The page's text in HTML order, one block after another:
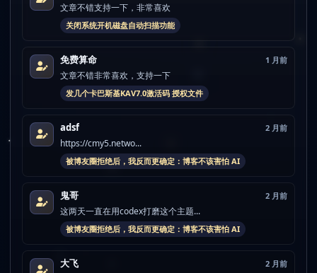
文章不错支持一下，非常喜欢
关闭系统开机磁盘自动扫描功能
免费算命 1 月前
文章不错非常喜欢，支持一下
发几个卡巴斯基KAV7.0激活码 授权文件
adsf 2 月前
https://cmy5.netwo...
被博友圈拒绝后，我反而更确定：博客不该害怕 AI
鬼哥 2 月前
这两天一直在用codex打磨这个主题...
被博友圈拒绝后，我反而更确定：博客不该害怕 AI
大飞 2 月前